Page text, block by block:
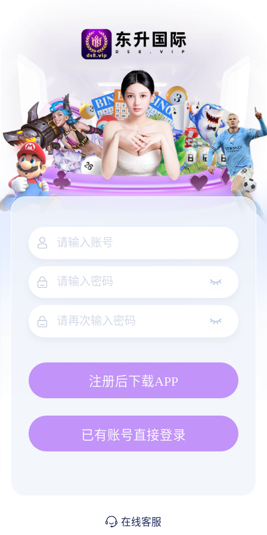
注册后下载APP
已有账号直接登录
在线客服